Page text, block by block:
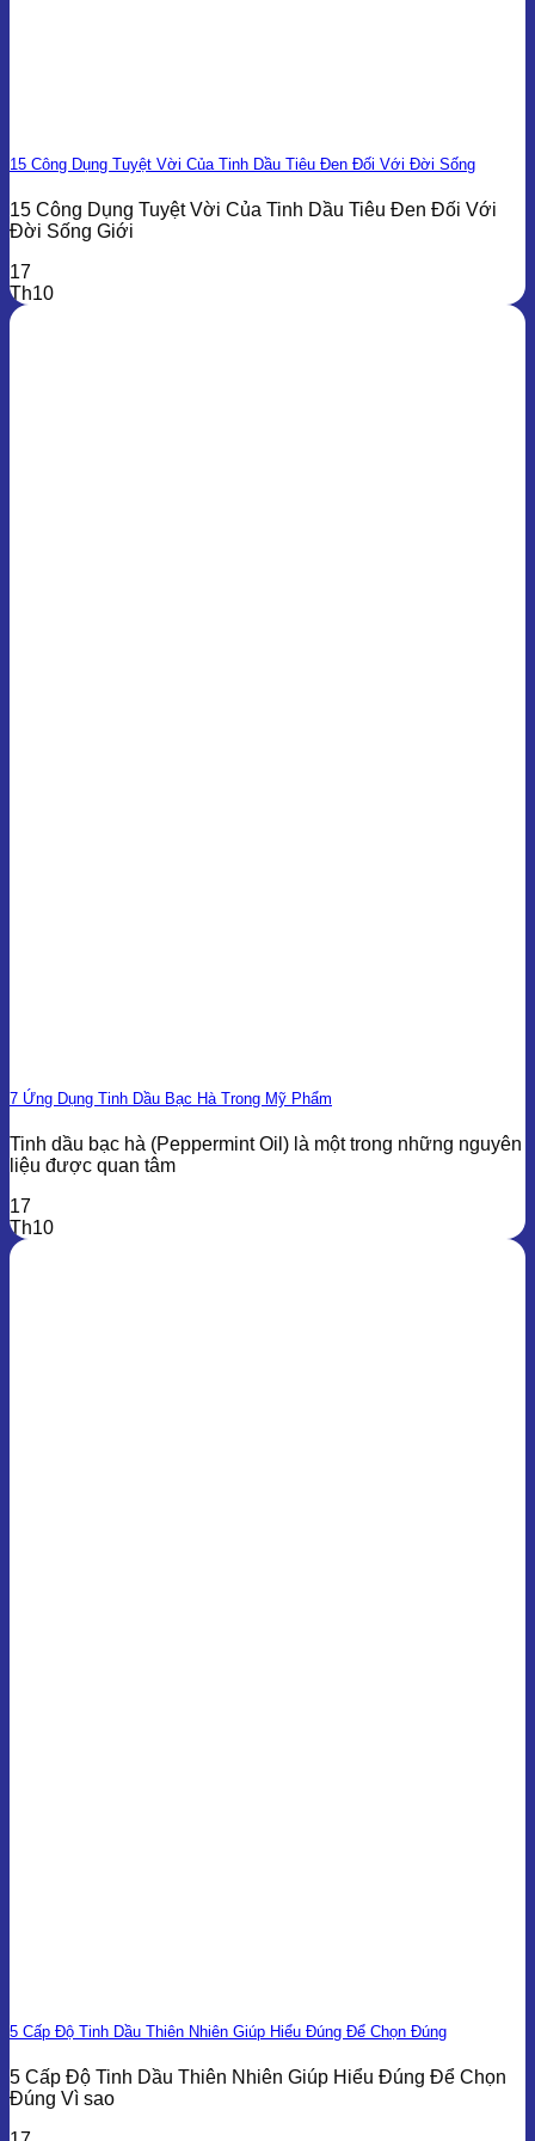
15 Công Dụng Tuyệt Vời Của Tinh Dầu Tiêu Đen Đối Với Đời Sống
15 Công Dụng Tuyệt Vời Của Tinh Dầu Tiêu Đen Đối Với
Đời Sống Giới
17
Th10
7 Ứng Dụng Tinh Dầu Bạc Hà Trong Mỹ Phẩm
Tinh dầu bạc hà (Peppermint Oil) là một trong những nguyên
liệu được quan tâm
17
Th10
5 Cấp Độ Tinh Dầu Thiên Nhiên Giúp Hiểu Đúng Để Chọn Đúng
5 Cấp Độ Tinh Dầu Thiên Nhiên Giúp Hiểu Đúng Để Chọn
Đúng Vì sao